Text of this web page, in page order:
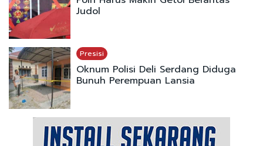
Judol
Presisi
Oknum Polisi Deli Serdang Diduga
Bunuh Perempuan Lansia